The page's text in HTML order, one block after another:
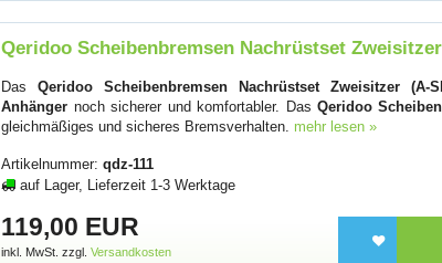
Qeridoo Scheibenbremsen Nachrüstset
DasQeridoo Scheibenbremsen Nachrüstset Zweisitzer (A-
Anhänger noch sicherer und komfortabler. Das Qeridoo
gleichmäßiges und sicheres Bremsverhalten. mehr lesen »
Artikelnummer:qdz-111
auf Lager, Lieferzeit 1-3 Werktage
119,00 EUR
inkl. MwSt. zzgl.Versandkosten